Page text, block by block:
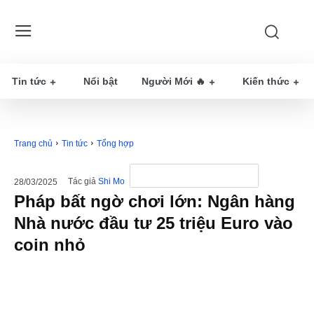
Tin tức Nổi bật Người Mới 🔥 Kiến thức
Trang chủ Tin tức Tổng hợp
28/03/2025 Tác giả Shi Mo
Pháp bất ngờ chơi lớn: Ngân hàng
Nhà nước đầu tư 25 triệu Euro vào
coin nhỏ